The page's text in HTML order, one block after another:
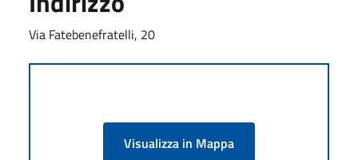
Via Fatebenefratelli, 20
Visualizza in Mappa